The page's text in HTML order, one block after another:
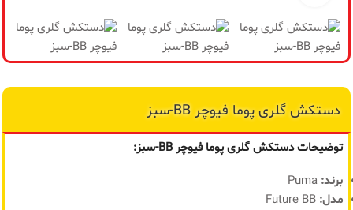
دستکش گلری پوما فیوچر BB-سبز
توضیحات دستکش گلری پوما فیوچر BB-سبز
:
برند:
مدل: